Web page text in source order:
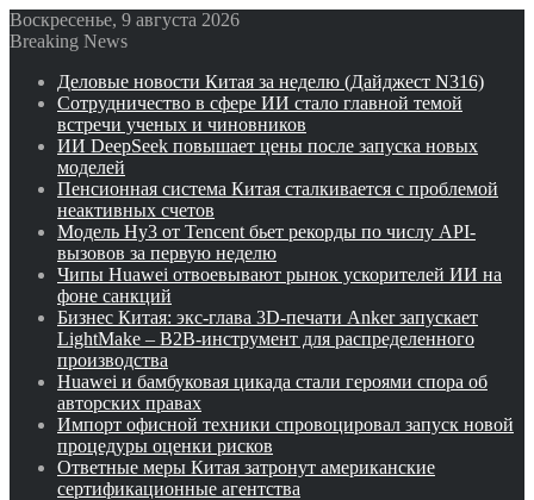
Воскресенье, 9 августа 2026
Breaking News
Деловые новости Китая за неделю (Дайджест N316)
Сотрудничество в сфере ИИ стало главной темой
встречи ученых и чиновников
ИИ DeepSeek повышает цены после запуска новых
моделей
Пенсионная система Китая сталкивается с проблемой
неактивных счетов
Модель Hy3 от Tencent бьет рекорды по числу API-
вызовов за первую неделю
Чипы Huawei отвоевывают рынок ускорителей ИИ на
фоне санкций
Бизнес Китая: экс-глава 3D-печати Anker запускает
LightMake – B2B-инструмент для распределенного
производства
Huawei и бамбуковая цикада стали героями спора об
авторских правах
Импорт офисной техники спровоцировал запуск новой
процедуры оценки рисков
Ответные меры Китая затронут американские
сертификационные агентства